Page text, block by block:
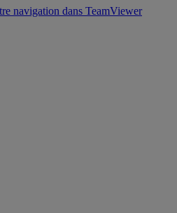
navigation dans TeamViewer